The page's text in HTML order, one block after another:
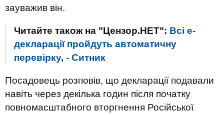
зауважив він.
Читайте також на "Цензор.НЕТ": Всі е-
декларації пройдуть автоматичну
перевірку, - Ситник
Посадовець розповів, що декларації подавали
навіть через декілька годин після початку
повномасштабного вторгнення Російської